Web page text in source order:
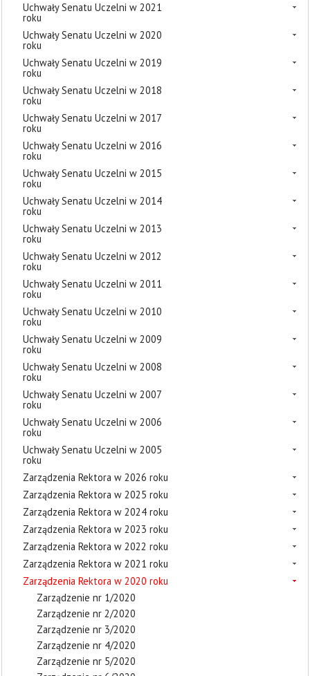
Uchwały Senatu Uczelni w 2021
roku
Uchwały Senatu Uczelni w 2020
roku
Uchwały Senatu Uczelni w 2019
roku
Uchwały Senatu Uczelni w 2018
roku
Uchwały Senatu Uczelni w 2017
roku
Uchwały Senatu Uczelni w 2016
roku
Uchwały Senatu Uczelni w 2015
roku
Uchwały Senatu Uczelni w 2014
roku
Uchwały Senatu Uczelni w 2013
roku
Uchwały Senatu Uczelni w 2012
roku
Uchwały Senatu Uczelni w 2011
roku
Uchwały Senatu Uczelni w 2010
roku
Uchwały Senatu Uczelni w 2009
roku
Uchwały Senatu Uczelni w 2008
roku
Uchwały Senatu Uczelni w 2007
roku
Uchwały Senatu Uczelni w 2006
roku
Uchwały Senatu Uczelni w 2005
roku
Zarządzenia Rektora w 2026 roku
Zarządzenia Rektora w 2025 roku
Zarządzenia Rektora w 2024 roku
Zarządzenia Rektora w 2023 roku
Zarządzenia Rektora w 2022 roku
Zarządzenia Rektora w 2021 roku
Zarządzenia Rektora w 2020 roku
Zarządzenie nr 1/2020
Zarządzenie nr 2/2020
Zarządzenie nr 3/2020
Zarządzenie nr 4/2020
Zarządzenie nr 5/2020